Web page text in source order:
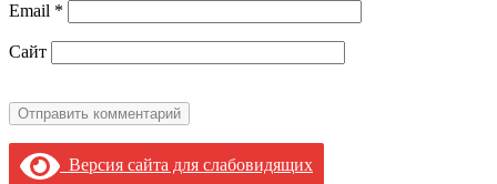
Email *
Сайт
Версия сайта для слабовидящих